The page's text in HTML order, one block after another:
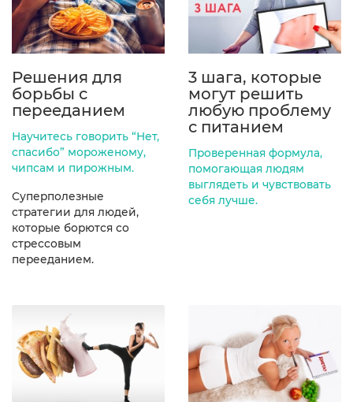
Решения для
борьбы с
перееданием
Научитесь говорить “Нет,
спасибо” мороженому,
чипсам и пирожным.
Суперполезные
стратегии для людей,
которые борются со
стрессовым
перееданием.
3 шага, которые
могут решить
любую проблему
с питанием
Проверенная формула,
помогающая людям
выглядеть и чувствовать
себя лучше.